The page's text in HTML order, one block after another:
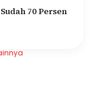
70 Persen